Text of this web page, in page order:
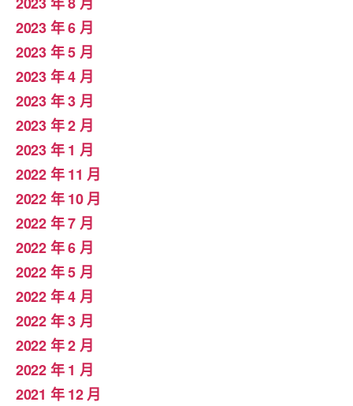
2023 年 6 月
2023 年 5 月
2023 年 4 月
2023 年 3 月
2023 年 2 月
2023 年 1 月
2022 年 11 月
2022 年 10 月
2022 年 7 月
2022 年 6 月
2022 年 5 月
2022 年 4 月
2022 年 3 月
2022 年 2 月
2022 年 1 月
2021 年 12 月